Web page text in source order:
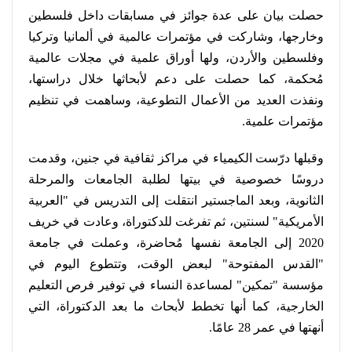
حصلت بيان على عدة جوائز في مسابقات داخل فلسطين
وخارجها، وشاركت في مؤتمرات عالمية في ألمانيا وتركيا
وفلسطين والأردن، ولها أوراق علمية في مجلات عالمية
مُحكمة، كما حصلت على دعم لأبحاثها خلال دراستها،
ونفذت العديد من الأعمال التطوعية، وساهمت في تنظيم
مؤتمرات علمية.
وقبلها درّست الكيمياء في مراكز ثقافية في جنين، وقدمت
دروسًا خصوصية في بيتها لطلبة الجامعات والمرحلة
الثانوية، وبعد الماجستير انتقلت إلى التدريس في "العربية
الأمريكية" لسنتين، ثم تفرغت للدكتوراة، وعادت في خريف
2020 إلى الجامعة نفسها مُحاضرة، وعملت في جامعة
"القدس المفتوحة" لبعض الوقت، وتتطوع اليوم في
مؤسسة "تمكين" لمساعدة النساء في توفير فرص التعليم
الخارجية، كما أنها تخطط لأبحاث ما بعد الدكتوراة، التي
أنهتها في عمر 28 عامًا
.